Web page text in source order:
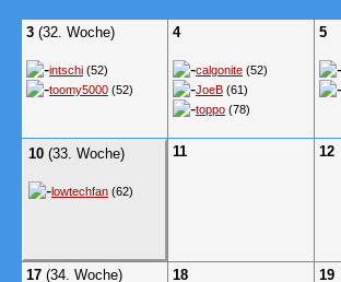
3 (32. Woche)
intschi (52)
toomy5000 (52)
4
calgonite (52)
JoeB (61)
toppo (78)
5
10 (33. Woche)
lowtechfan (62)
11 12
17 (34. Woche) 18 19